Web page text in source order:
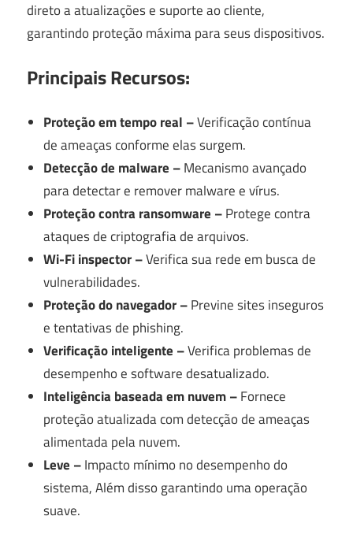
direto a atualizações e suporte ao cliente,
garantindo proteção máxima para seus dispositivos.
Principais Recursos:
Proteção em tempo real –Verificação contínua
de ameaças conforme elas surgem.
Detecção de malware –Mecanismo avançado
para detectar e remover malware e vírus.
Proteção contra ransomware –Protege contra
ataques de criptografia de arquivos.
Wi-Fi inspector –Verifica sua rede em busca de
vulnerabilidades.
Proteção do navegador –Previne sites inseguros
e tentativas de phishing.
Verificação inteligente –Verifica problemas de
desempenho e software desatualizado.
Inteligência baseada em nuvem –Fornece
proteção atualizada com detecção de ameaças
alimentada pela nuvem.
Leve –Impacto mínimo no desempenho do
sistema, Além disso garantindo uma operação
suave.